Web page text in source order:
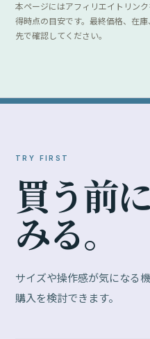
本ページにはアフィリエイトリン
得時点の目安です。最終価格、在
先で確認してください。
TRY FIRST
買う前に
みる。
サイズや操作感が気になる
購入を検討できます。